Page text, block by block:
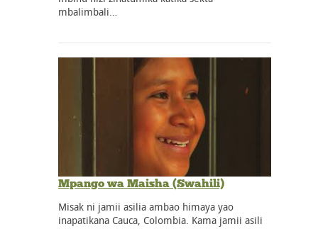
mbalimbali…
Mpango wa Maisha (Swahili)
Misak ni jamii asilia ambao himaya yao
inapatikana Cauca, Colombia. Kama jamii asili